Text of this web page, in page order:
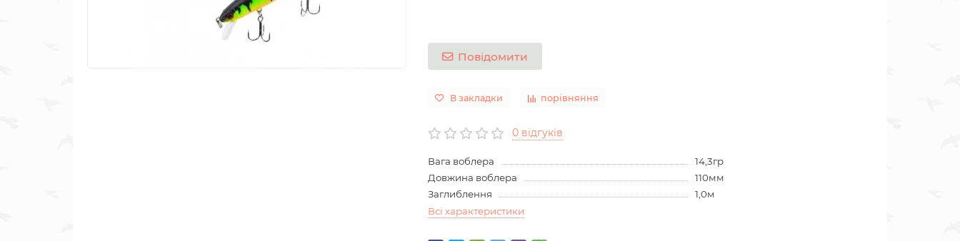
Повідомити
В закладки порівняння
0 відгуків
Вага воблера
14,3гр
Довжина воблера
110мм
Заглиблення
1,0м
Всі характеристики